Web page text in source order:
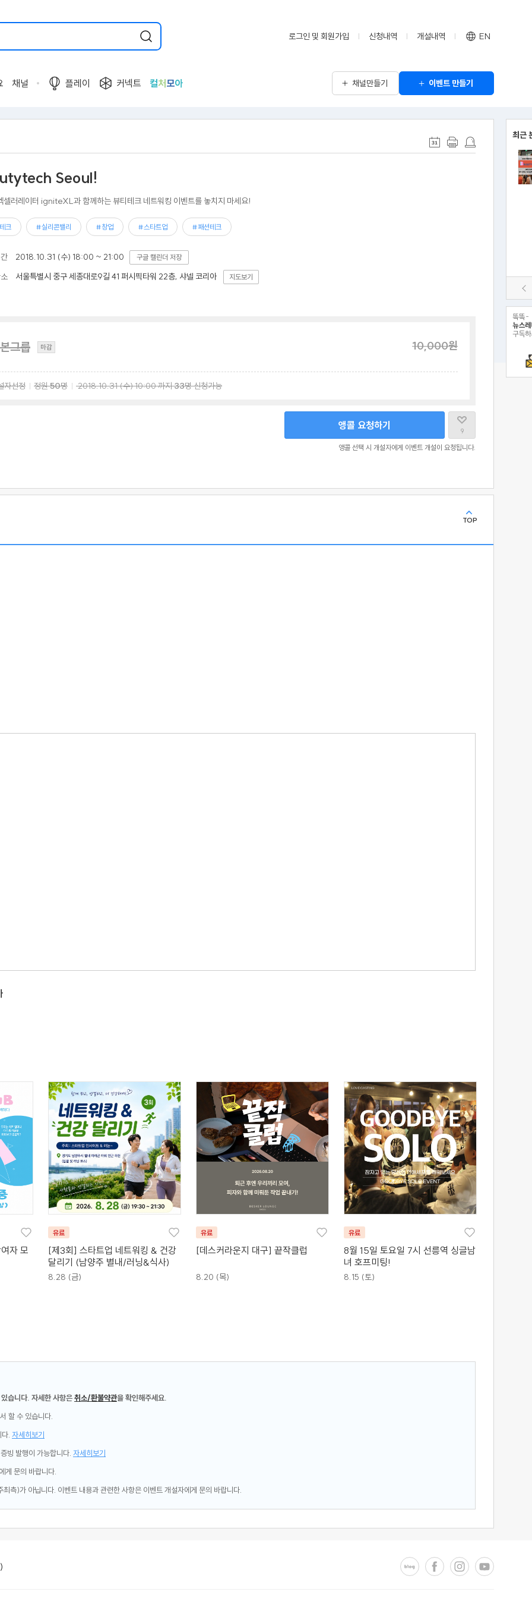
로그인 및 회원가입 신청내역 개설내역 EN
채널 플레이 커넥트 컬처 모아 채널만들기 이벤트 만들기
최근
Seoul!
셀러레이터 igniteXL과 함께하는 뷰티테크 네트워킹 이벤트를 놓치지 마세요!
크 #실리콘밸리 #창업 #스타트업 #패션테크
2018.10.31 (수) 18:00 ~ 21:00 구글 캘린더 저장
서울특별시 중구 세종대로9길 41 퍼시픽타워 22층, 샤넬 코리아 지도보기
그룹 마감 10,000원
자선정 정원50명 2018.10.31(수)10:00까지33명 신청가능
9
앵콜 요청하기
앵콜 선택 시 개설자에게 이벤트 개설이 요청됩니다.
TOP
자 모
유료
[제3회] 스타트업 네트워킹 & 건강
달리기 (남양주 별내/러닝&식사)
8.28 (금)
유료
[데스커라운지 대구] 끝작클럽
8.20 (목)
유료
8월 15일 토요일 7시 선릉역 싱글남
녀 호프미팅!
8.15 (토)
습니다. 자세한 사항은취소/환불약관을 확인해주세요.
할 수 있습니다.
. 자세히보기
빙 발행이 가능합니다. 자세히보기
게 문의 바랍니다.
측)가 아닙니다. 이벤트 내용과 관련한 사항은 이벤트 개설자에게 문의 바랍니다.